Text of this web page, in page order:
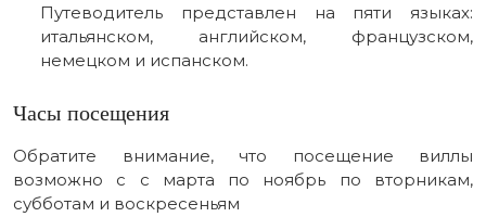
Путеводитель представлен на пяти языках:
итальянском, английском, французском,
немецком и испанском.
Часы посещения
Обратите внимание, что посещение виллы
возможно с с марта по ноябрь по вторникам,
субботам и воскресеньям